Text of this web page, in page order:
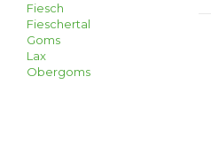
Fiesch
Fieschertal
Goms
Lax
Obergoms